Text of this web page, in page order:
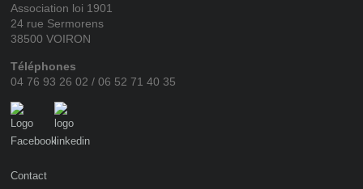
Association loi 1901
24 rue Sermorens
38500 VOIRON
Téléphones
04 76 93 26 02 / 06 52 71 40 35
Contact